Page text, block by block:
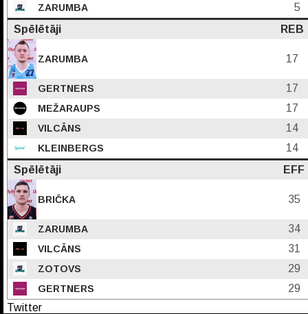
ZARUMBA
5
Spēlētāji
REB
ZARUMBA 17
GERTNERS 17
MEŽARAUPS 17
VILCĀNS 14
KLEINBERGS
14
Spēlētāji
EFF
BRIČKA 35
ZARUMBA 34
VILCĀNS 31
ZOTOVS 29
GERTNERS
29
Twitter